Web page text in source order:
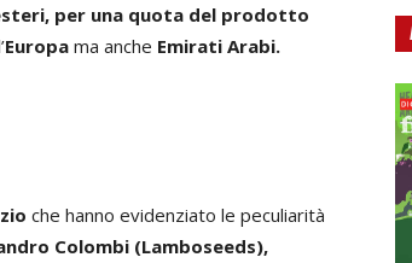
per una quota del prodotto
Europa ma anche Emirati Arabi.
che hanno evidenziato le peculiarità
Colombi (Lamboseeds),